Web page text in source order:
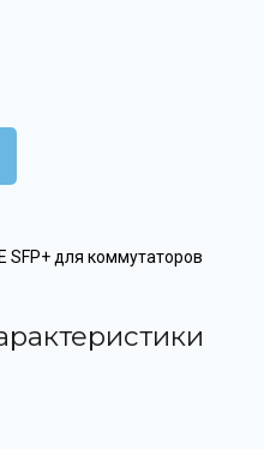
SFP+ для коммутаторов